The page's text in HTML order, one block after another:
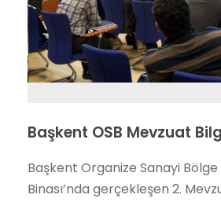
Başkent Organize Sanayi
Binası’nda gerçekleşen 2.